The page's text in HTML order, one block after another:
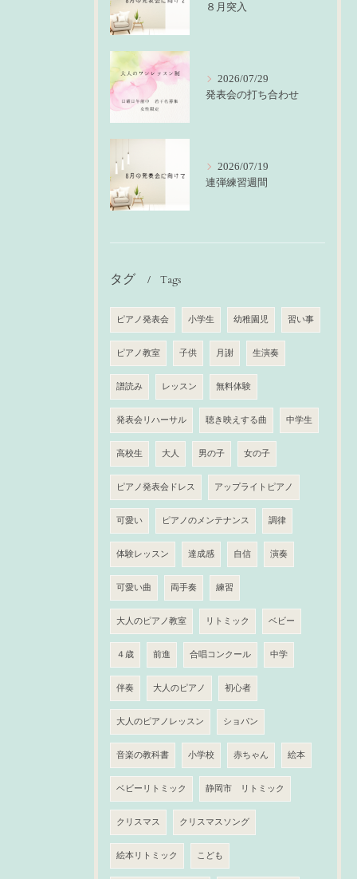
８月突入
2026/07/29
発表会の打ち合わせ
2026/07/19
連弾練習週間
タグ Tags
ピアノ発表会 小学生 幼稚園児 習い事
ピアノ教室 子供 月謝 生演奏
譜読み レッスン 無料体験
発表会リハーサル 聴き映えする曲 中学生
高校生 大人 男の子 女の子
ピアノ発表会ドレス アップライトピアノ
可愛い ピアノのメンテナンス 調律
体験レッスン 達成感 自信 演奏
可愛い曲 両手奏 練習
大人のピアノ教室 リトミック ベビー
４歳 前進 合唱コンクール 中学
伴奏 大人のピアノ 初心者
大人のピアノレッスン ショパン
音楽の教科書 小学校 赤ちゃん 絵本
ベビーリトミック 静岡市 リトミック
クリスマス クリスマスソング
絵本リトミック こども